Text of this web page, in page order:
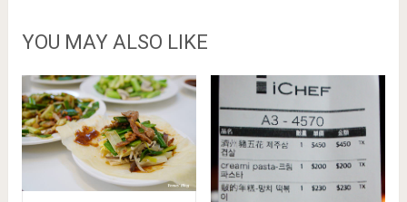
YOU MAY ALSO LIKE